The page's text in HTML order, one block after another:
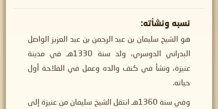
نسبه ونشأته:
هو الشيخ سليمان بن عبد الرحمن بن عبد العزيز الواصل
البدراني الدوسري، ولد سنة 1330هـ في مدينة
عنيزة، ونشأ في كنف والده وعمل في الفلاحة أول
حياته.
وفي سنة 1360هـ انتقل الشيخ سليمان من عنيزة إلى